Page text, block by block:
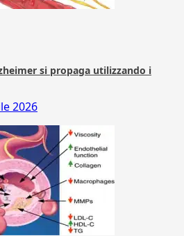
si propaga utilizzando i
2026